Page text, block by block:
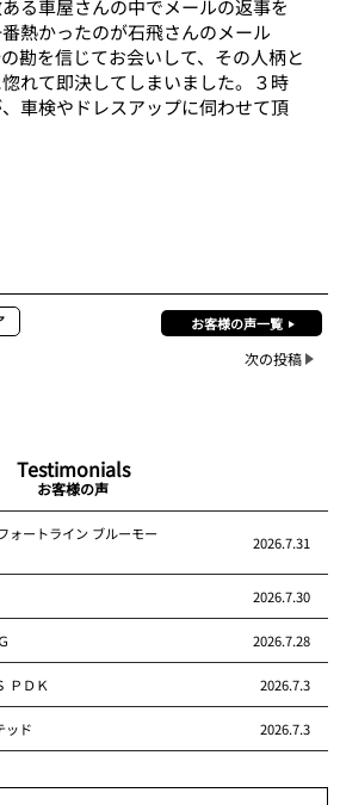
車屋さんの中でメールの返事を
熱かったのが石飛さんのメール
勘を信じてお会いして、その人柄と
れて即決してしまいました。３時
車検やドレスアップに伺わせて頂
お客様の声一覧
次の投稿
Testimonials
お客様の声
ートライン ブルーモー
2026.7.31
2026.7.30
2026.7.28
ＰＤＫ 2026.7.3
ッド 2026.7.3